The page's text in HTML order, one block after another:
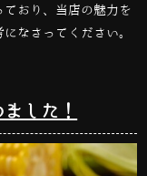
おり、当店の魅力を
なさってください。
した！